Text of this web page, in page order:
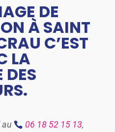
DE
À SAINT
C’EST
LA
au 06 18 52 15 13,